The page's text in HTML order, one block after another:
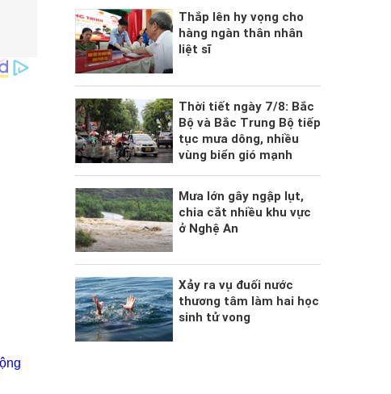
Thắp lên hy vọng cho
hàng ngàn thân nhân
liệt sĩ
Thời tiết ngày 7/8: Bắc
Bộ và Bắc Trung Bộ tiếp
tục mưa dông, nhiều
vùng biển gió mạnh
Mưa lớn gây ngập lụt,
chia cắt nhiều khu vực
ở Nghệ An
Xảy ra vụ đuối nước
thương tâm làm hai học
sinh tử vong